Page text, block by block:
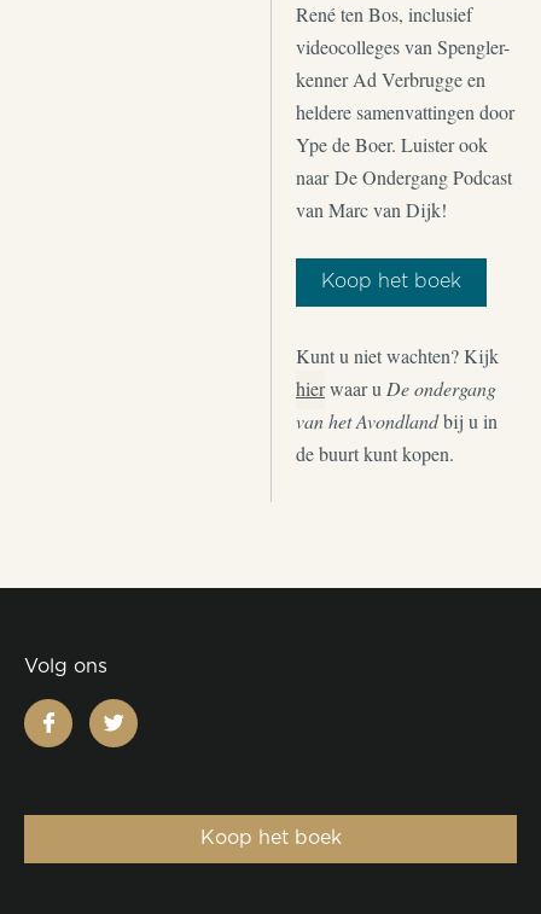
René ten Bos, inclusief
videocolleges van Spengler-
kenner Ad Verbrugge en
heldere samenvattingen door
Ype de Boer. Luister ook
naar De Ondergang Podcast
van Marc van Dijk!
Koop het boek
Kunt u niet wachten? Kijk
hierwaar u De ondergang
van het Avondlandbij u in
de buurt kunt kopen.
Volg ons
facebooktwitter
Koop het boek